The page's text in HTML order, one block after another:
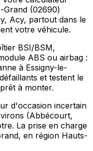
Grand (02690)
Acy, partout dans le
votre véhicule.
BSI/BSM,
ABS ou airbag :
à Essigny-le-
et testent le
à monter.
d'occasion incertain
(Abbécourt,
La prise en charge
en région Hauts-